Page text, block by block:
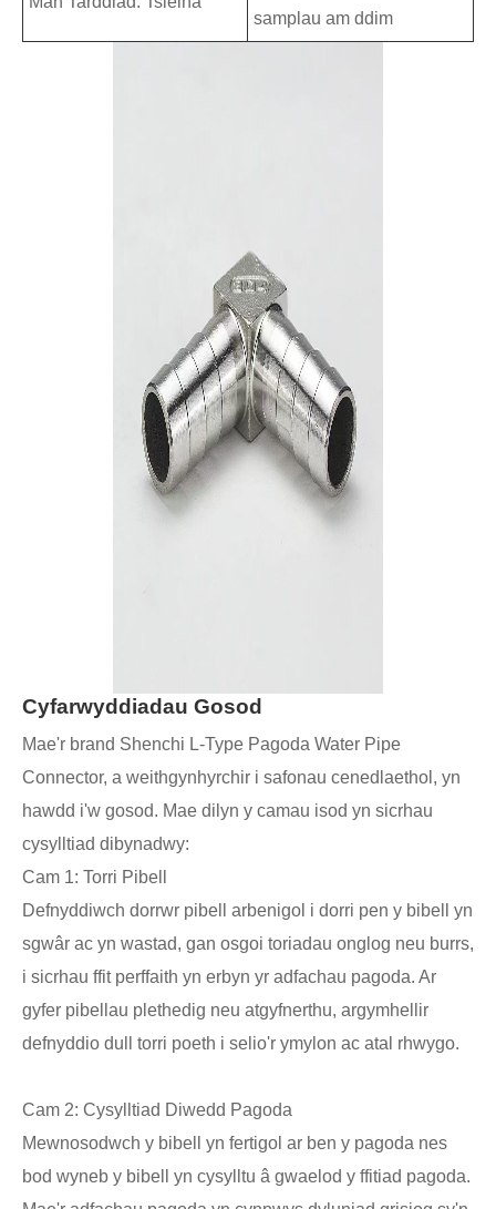
samplau am ddim
Cyfarwyddiadau Gosod
Mae'r brand Shenchi L-Type Pagoda Water Pipe
Connector, a weithgynhyrchir i safonau cenedlaethol, yn
hawdd i'w gosod. Mae dilyn y camau isod yn sicrhau
cysylltiad dibynadwy:
Cam 1: Torri Pibell
Defnyddiwch dorrwr pibell arbenigol i dorri pen y bibell yn
sgwâr ac yn wastad, gan osgoi toriadau onglog neu burrs,
i sicrhau ffit perffaith yn erbyn yr adfachau pagoda. Ar
gyfer pibellau plethedig neu atgyfnerthu, argymhellir
defnyddio dull torri poeth i selio'r ymylon ac atal rhwygo.
Cam 2: Cysylltiad Diwedd Pagoda
Mewnosodwch y bibell yn fertigol ar ben y pagoda nes
bod wyneb y bibell yn cysylltu â gwaelod y ffitiad pagoda.